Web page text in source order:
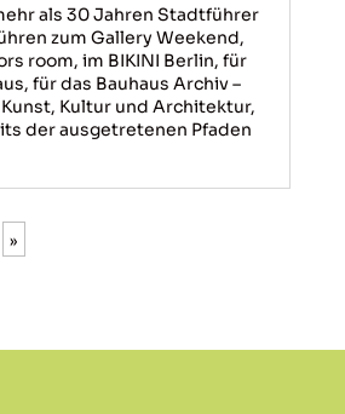
als 30 Jahren Stadtführer
zum Gallery Weekend,
room, im BIKINI Berlin, für
für das Bauhaus Archiv –
Kultur und Architektur,
der ausgetretenen Pfaden
»